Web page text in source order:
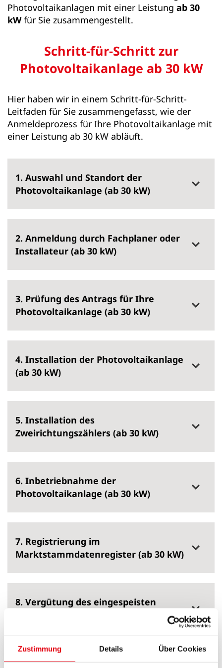
Zustimmung Details Über Cookies
Photovoltaikanlagen mit einer Leistung ab 30
kWfür Sie zusammengestellt.
Schritt-für-Schritt zur
Photovoltaikanlage ab 30 kW
Hier haben wir in einem Schritt-für-Schritt-
Leitfaden für Sie zusammengefasst, wie der
Anmeldeprozess für Ihre Photovoltaikanlage mit
einer Leistung ab 30 kW abläuft.
1. Auswahl und Standort der
Photovoltaikanlage (ab 30 kW)
2. Anmeldung durch Fachplaner oder
Installateur (ab 30 kW)
3. Prüfung des Antrags für Ihre
Photovoltaikanlage (ab 30 kW)
4. Installation der Photovoltaikanlage
(ab 30 kW)
5. Installation des
Zweirichtungszählers (ab 30 kW)
6. Inbetriebnahme der
Photovoltaikanlage (ab 30 kW)
7. Registrierung im
Marktstammdatenregister (ab 30 kW)
8. Vergütung des eingespeisten